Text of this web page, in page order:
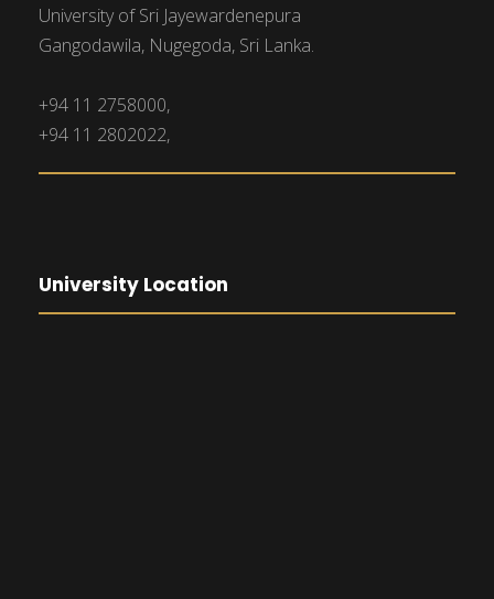
University of Sri Jayewardenepura
Gangodawila, Nugegoda, Sri Lanka.
+94 11 2758000,
+94 11 2802022,
University Location